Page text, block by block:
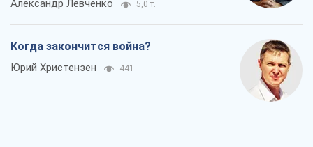
Александр Левченко 5,0 т.
Когда закончится война?
Юрий Христензен 441